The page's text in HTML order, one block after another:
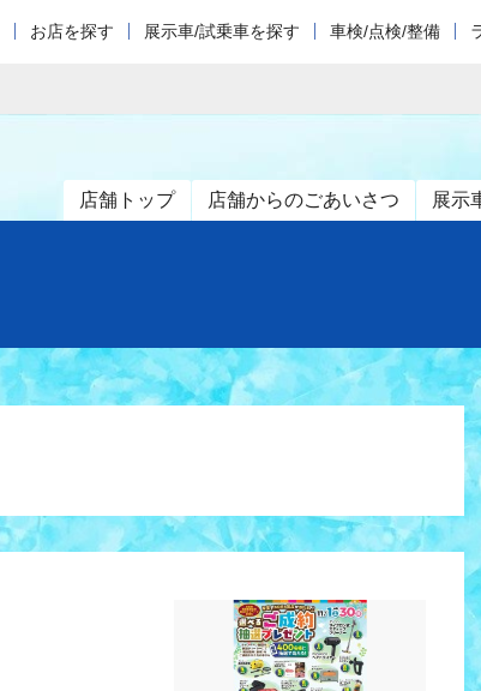
お店を探す 展示車/試乗車を探す 車検/点検/整備
店舗トップ 店舗からのごあいさつ 展示